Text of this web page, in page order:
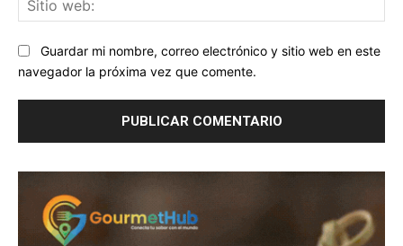
Guardar mi nombre, correo electrónico y sitio web en este
navegador la próxima vez que comente.